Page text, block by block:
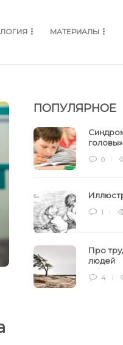
МАТЕРИАЛЫ
ПОПУЛЯРНОЕ
головы»
0
1
Про
людей
4